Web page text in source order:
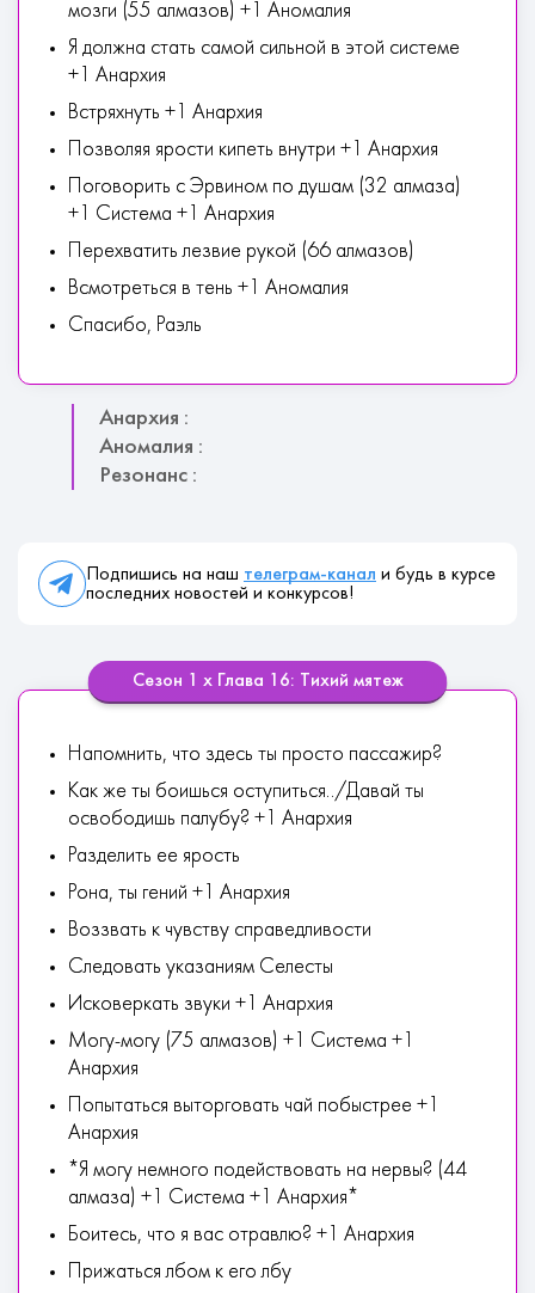
мозги (55 алмазов) +1 Аномалия
Я должна стать самой сильной в этой системе
+1 Анархия
Встряхнуть +1 Анархия
Позволяя ярости кипеть внутри +1 Анархия
Поговорить с Эрвином по душам (32 алмаза)
+1 Система +1 Анархия
Перехватить лезвие рукой (66 алмазов)
Всмотреться в тень +1 Аномалия
Спасибо, Раэль
Анархия :
Аномалия :
Резонанс :
Подпишись на наш телеграм-канал и будь в курсе
последних новостей и конкурсов!
Сезон 1 х Глава 16: Тихий мятеж
Напомнить, что здесь ты просто пассажир?
Как же ты боишься оступиться../Давай ты
освободишь палубу? +1 Анархия
Разделить ее ярость
Рона, ты гений +1 Анархия
Воззвать к чувству справедливости
Следовать указаниям Селесты
Исковеркать звуки +1 Анархия
Могу-могу (75 алмазов) +1 Система +1
Анархия
Попытаться выторговать чай побыстрее +1
Анархия
*Я могу немного подействовать на нервы? (44
алмаза) +1 Система +1 Анархия*
Боитесь, что я вас отравлю? +1 Анархия
Прижаться лбом к его лбу